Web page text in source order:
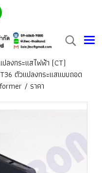
ปลงกระแสไฟฟ้า (CT)
ตัวแปลงกระแสแบบถอด
/ ราคา